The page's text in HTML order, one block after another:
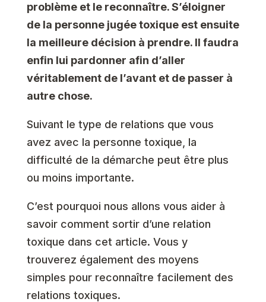
problème et le reconnaître. S’éloigner
de la personne jugée toxique est ensuite
la meilleure décision à prendre. Il faudra
enfin lui pardonner afin d’aller
véritablement de l’avant et de passer à
autre chose.
Suivant le type de relations que vous
avez avec la personne toxique, la
difficulté de la démarche peut être plus
ou moins importante.
C’est pourquoi nous allons vous aider à
savoir comment sortir d’une relation
toxique dans cet article. Vous y
trouverez également des moyens
simples pour reconnaître facilement des
relations toxiques.